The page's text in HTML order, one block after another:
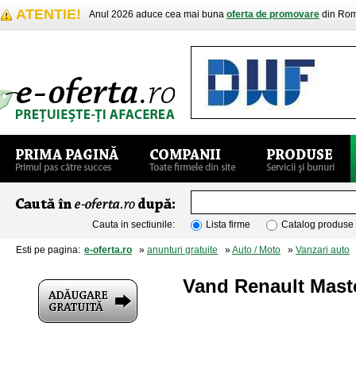
ATENTIE! Anul 2026 aduce cea mai buna oferta de promovare din
Cauta in sectiunile: Lista firme Catalog produse
Esti pe pagina: e-oferta.ro » anunturi gratuite »Auto / Moto » Vanzari auto
Vand Renault